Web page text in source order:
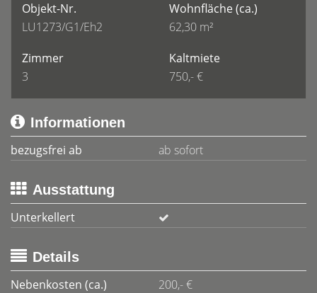
Objekt-Nr.
LU1273/G1/Eh2
Wohnfläche(ca.)
62,30 m²
Zimmer
3
Kaltmiete
750,- €
Informationen
bezugsfrei ab
ab sofort
Ausstattung
Unterkellert
Details
Nebenkosten (ca.)
200,- €